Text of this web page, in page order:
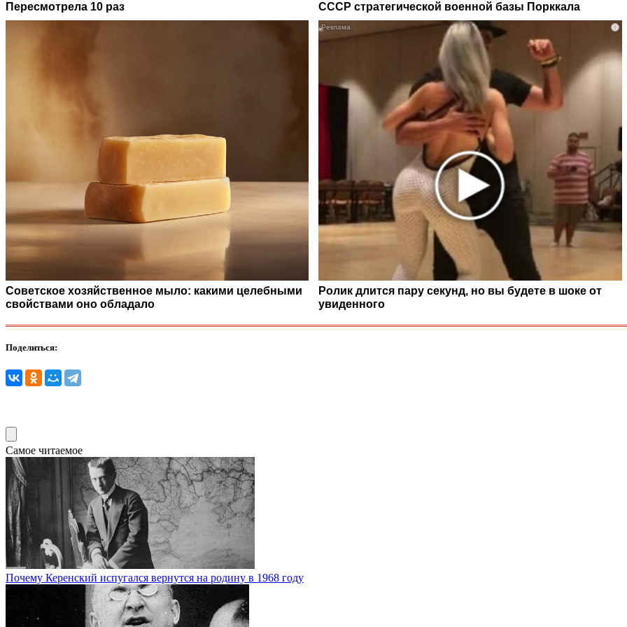
Пересмотрела 10 раз
СССР стратегической военной базы Порккала
Советское хозяйственное мыло: какими целебными
свойствами оно обладало
i
Ролик длится пару секунд, но вы будете в шоке от
увиденного
Поделиться:
Самое читаемое
Почему Керенский испугался вернутся на родину в 1968 году